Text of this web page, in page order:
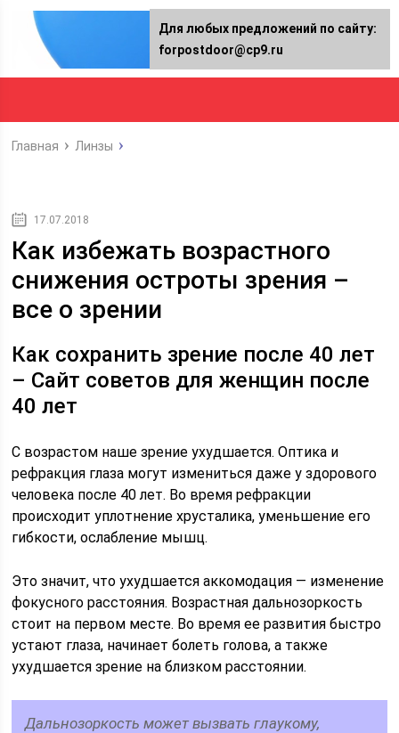
Главная Линзы
17.07.2018
Как избежать возрастного
снижения остроты зрения –
все о зрении
Как сохранить зрение после 40 лет
– Сайт советов для женщин после
40 лет
С возрастом наше зрение ухудшается. Оптика и
рефракция глаза могут измениться даже у здорового
человека после 40 лет. Во время рефракции
происходит уплотнение хрусталика, уменьшение его
гибкости, ослабление мышц.
Это значит, что ухудшается аккомодация — изменение
фокусного расстояния. Возрастная дальнозоркость
стоит на первом месте. Во время ее развития быстро
устают глаза, начинает болеть голова, а также
ухудшается зрение на близком расстоянии.
Дальнозоркость может вызвать глаукому,
Для любых предложений по сайту:
forpostdoor@cp9.ru